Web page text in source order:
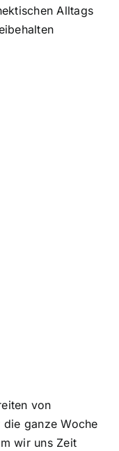
Alltags
von
ganze Woche
wir uns Zeit